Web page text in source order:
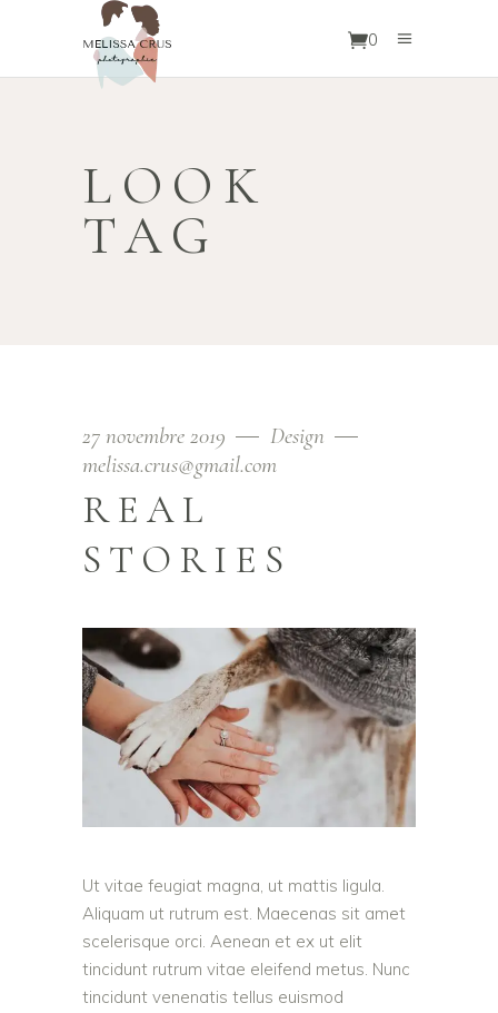
0
LOOK
TAG
27 novembre 2019
Design
melissa.crus@gmail.com
REAL
STORIES
Ut vitae feugiat magna, ut mattis ligula.
Aliquam ut rutrum est. Maecenas sit amet
scelerisque orci. Aenean et ex ut elit
tincidunt rutrum vitae eleifend metus. Nunc
tincidunt venenatis tellus euismod